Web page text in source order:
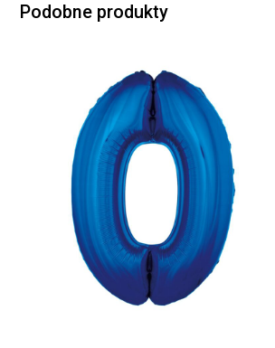
Podobne produkty